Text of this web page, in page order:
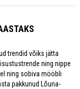
trendid võiks jätta
ning nippe
ning sobiva mööbli
pakkunud Lõuna-